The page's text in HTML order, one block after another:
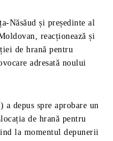
Năsăud și președinte al
reacționează și
de hrană pentru
adresată noului
depus spre aprobare un
de hrană pentru
la momentul depunerii